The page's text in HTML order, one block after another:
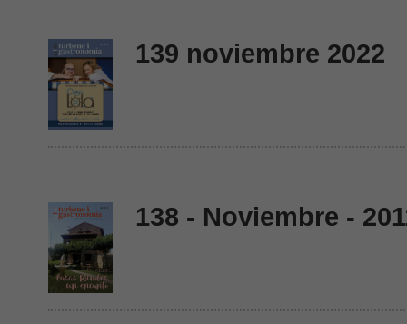
139 noviembre 2022
138 - Noviembre -